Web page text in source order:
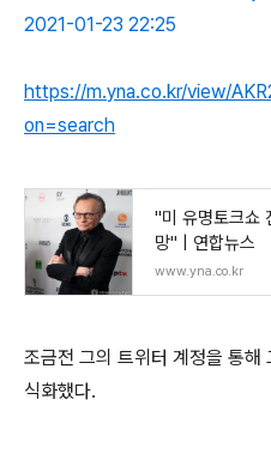
2021-01-23 22:25
https://m.yna.co.kr/view/
on=search
"미 유명토크쇼
망" | 연합뉴스
www.yna.co.kr
조금전 그의 트위터 계정을 통해
식화했다.